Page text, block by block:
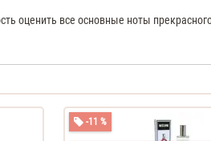
оценить все основные ноты
-11 %